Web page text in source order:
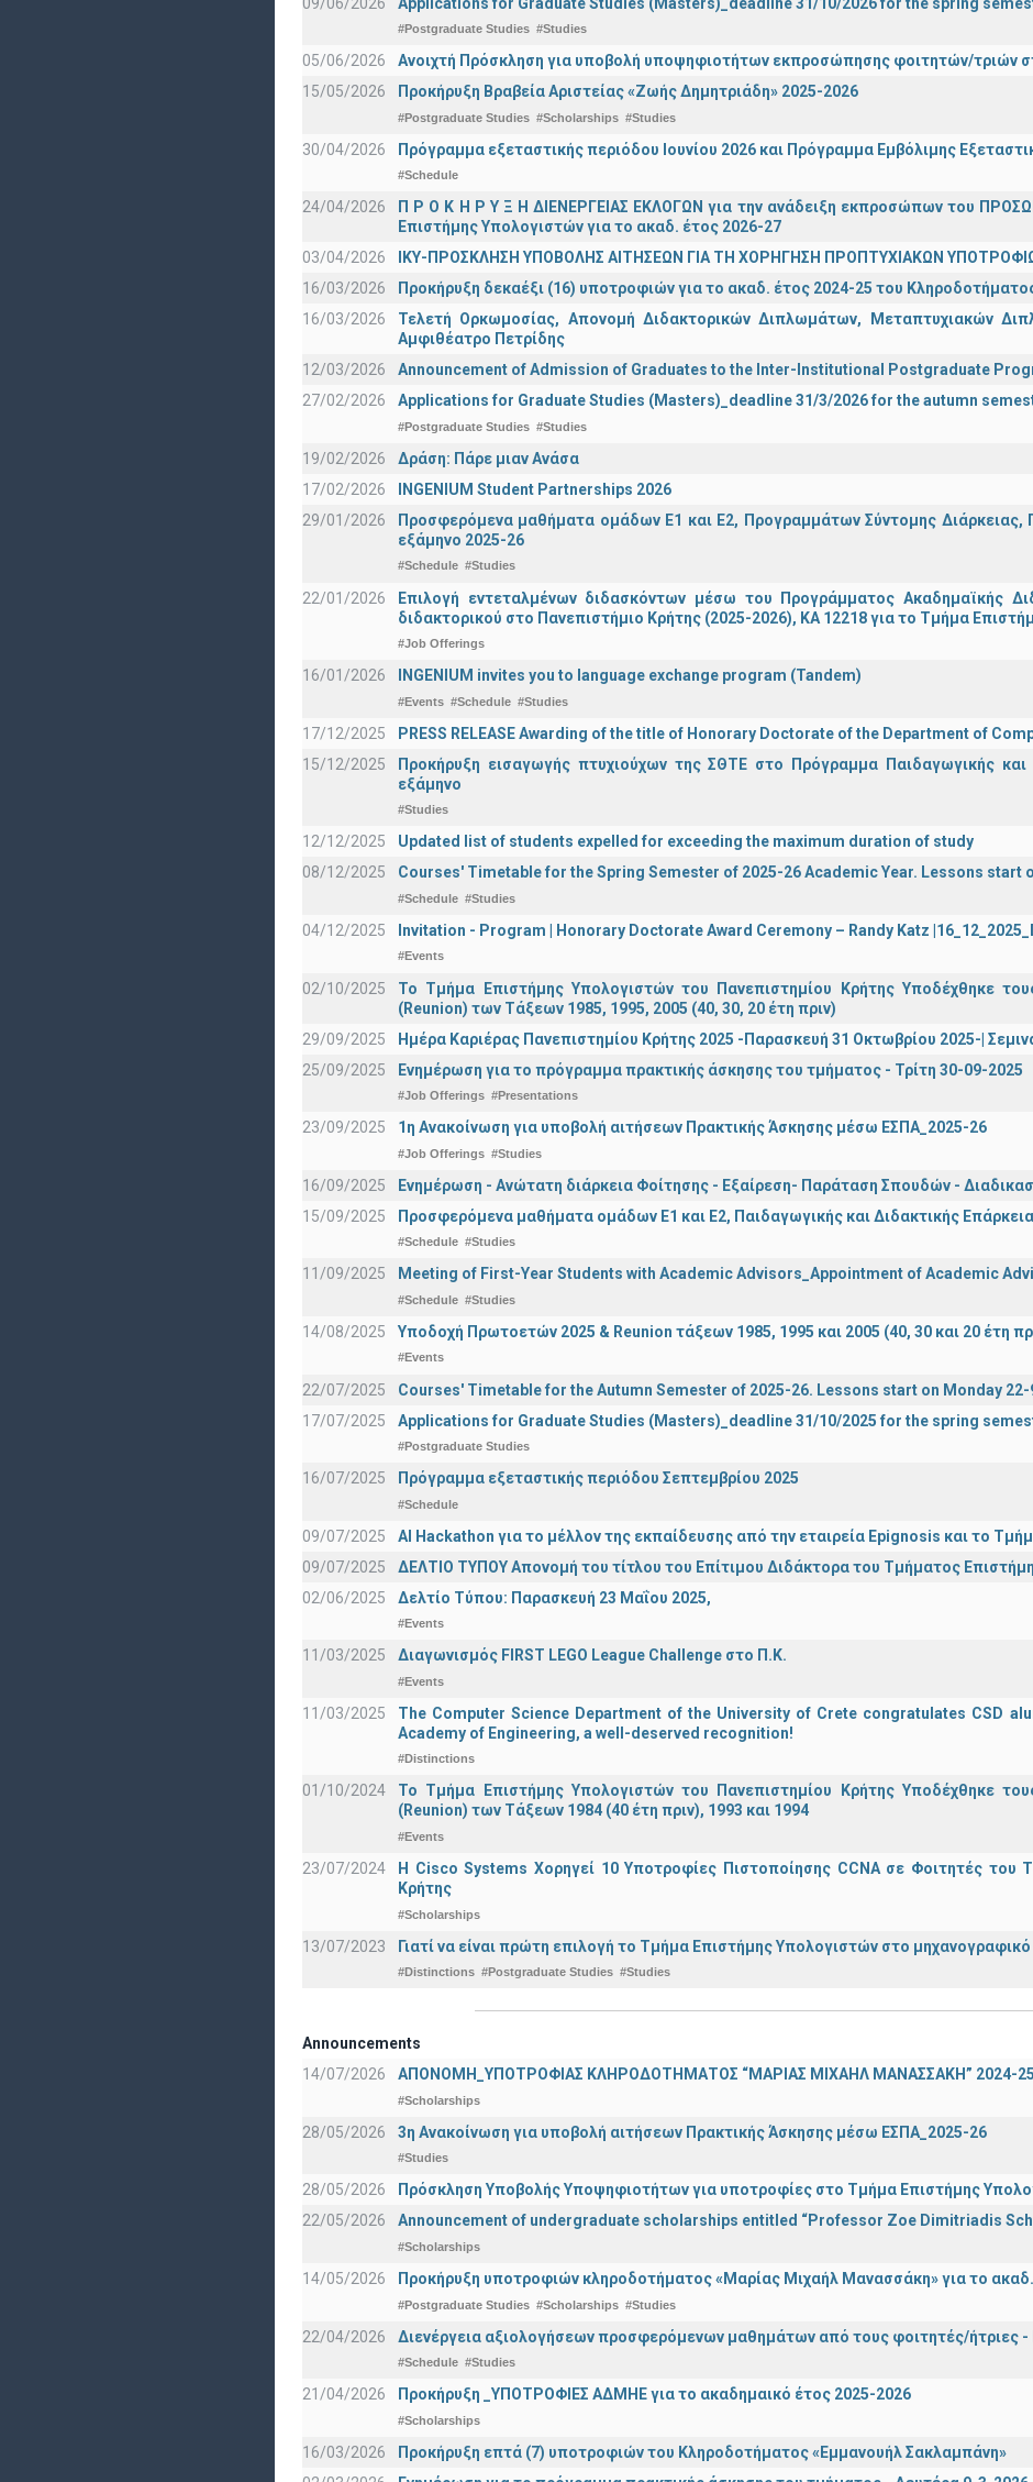
#Postgraduate Studies #Studies
05/06/2026
Ανοιχτή Πρόσκληση για υποβολή υποψηφιοτήτων εκπροσώπησης φοιτητών/τριών
15/05/2026
Προκήρυξη Βραβεία Αριστείας «Ζωής Δημητριάδη» 2025-2026
#Postgraduate Studies #Scholarships #Studies
30/04/2026 Πρόγραμμα εξεταστικής περιόδου Ιουνίου 2026 και Πρόγραμμα Εμβόλιμης
#Schedule
24/04/2026
Π Ρ Ο Κ Η Ρ Υ Ξ Η ΔΙΕΝΕΡΓΕΙΑΣ ΕΚΛΟΓΩΝ για την ανάδειξη εκπροσώπων του
Επιστήμης Υπολογιστών για το ακαδ. έτος 2026-27
03/04/2026
ΙΚΥ-ΠΡΟΣΚΛΗΣΗ ΥΠΟΒΟΛΗΣ ΑΙΤΗΣΕΩΝ ΓΙΑ ΤΗ ΧΟΡΗΓΗΣΗ ΠΡΟΠΤΥΧΙΑΚΩΝ
16/03/2026
Προκήρυξη δεκαέξι (16) υποτροφιών για το ακαδ. έτος 2024-25 του
16/03/2026
Τελετή Ορκωμοσίας, Απονομή Διδακτορικών Διπλωμάτων, Μεταπτυχιακών
Αμφιθέατρο Πετρίδης
12/03/2026
Announcement of Admission of Graduates to the Inter-Institutional Postgraduate
27/02/2026
Applications for Graduate Studies (Masters)_deadline 31/3/2026 for the autumn
#Postgraduate Studies #Studies
19/02/2026
Δράση: Πάρε μιαν Ανάσα
17/02/2026
INGENIUM Student Partnerships 2026
29/01/2026
Προσφερόμενα μαθήματα ομάδων Ε1 και Ε2, Προγραμμάτων Σύντομης Διάρκειας,
εξάμηνο 2025-26
#Schedule #Studies
22/01/2026
Επιλογή εντεταλμένων διδασκόντων μέσω του Προγράμματος Ακαδημαϊκής
διδακτορικού στο Πανεπιστήμιο Κρήτης (2025-2026), ΚΑ 12218 για το Τμήμα
#Job Offerings
16/01/2026 INGENIUM invites you to language exchange program (Tandem)
#Events #Schedule #Studies
17/12/2025
PRESS RELEASE Awarding of the title of Honorary Doctorate of the Department of
15/12/2025
Προκήρυξη εισαγωγής πτυχιούχων της ΣΘΤΕ στο Πρόγραμμα Παιδαγωγικής
εξάμηνο
#Studies
12/12/2025
Updated list of students expelled for exceeding the maximum duration of study
08/12/2025
Courses' Timetable for the Spring Semester of 2025-26 Academic Year. Lessons start
#Schedule #Studies
04/12/2025 Invitation - Program | Honorary Doctorate Award Ceremony – Randy Katz
#Events
02/10/2025
Το Τμήμα Επιστήμης Υπολογιστών του Πανεπιστημίου Κρήτης Υποδέχθηκε
(Reunion) των Τάξεων 1985, 1995, 2005 (40, 30, 20 έτη πριν)
29/09/2025
Ημέρα Καριέρας Πανεπιστημίου Κρήτης 2025 -Παρασκευή 31 Οκτωβρίου 2025-|
25/09/2025
Ενημέρωση για το πρόγραμμα πρακτικής άσκησης του τμήματος - Τρίτη 30-09-2025
#Job Offerings #Presentations
23/09/2025 1η Ανακοίνωση για υποβολή αιτήσεων Πρακτικής Άσκησης μέσω ΕΣΠΑ_2025-26
#Job Offerings #Studies
16/09/2025
Ενημέρωση - Ανώτατη διάρκεια Φοίτησης - Εξαίρεση- Παράταση Σπουδών -
15/09/2025
Προσφερόμενα μαθήματα ομάδων Ε1 και Ε2, Παιδαγωγικής και Διδακτικής
#Schedule #Studies
11/09/2025 Meeting of First-Year Students with Academic Advisors_Appointment of Academic
#Schedule #Studies
14/08/2025 Υποδοχή Πρωτοετών 2025 & Reunion τάξεων 1985, 1995 και 2005 (40, 30 και 20 έτη
#Events
22/07/2025
Courses' Timetable for the Autumn Semester of 2025-26. Lessons start on Monday 22-
17/07/2025
Applications for Graduate Studies (Masters)_deadline 31/10/2025 for the spring
#Postgraduate Studies
16/07/2025 Πρόγραμμα εξεταστικής περιόδου Σεπτεμβρίου 2025
#Schedule
09/07/2025
AI Hackathon για το μέλλον της εκπαίδευσης από την εταιρεία Epignosis και το
09/07/2025
ΔΕΛΤΙΟ ΤΥΠΟΥ Απονομή του τίτλου του Επίτιμου Διδάκτορα του Τμήματος
02/06/2025
Δελτίο Τύπου: Παρασκευή 23 Μαΐου 2025,
#Events
11/03/2025 Διαγωνισμός FIRST LEGO League Challenge στο Π.Κ.
#Events
11/03/2025
The Computer Science Department of the University of Crete congratulates CSD
Academy of Engineering, a well-deserved recognition!
#Distinctions
01/10/2024
Το Τμήμα Επιστήμης Υπολογιστών του Πανεπιστημίου Κρήτης Υποδέχθηκε
(Reunion) των Τάξεων 1984 (40 έτη πριν), 1993 και 1994
#Events
23/07/2024
Η Cisco Systems Χορηγεί 10 Υποτροφίες Πιστοποίησης CCNA σε Φοιτητές του
Κρήτης
#Scholarships
13/07/2023 Γιατί να είναι πρώτη επιλογή το Τμήμα Επιστήμης Υπολογιστών στο
#Distinctions #Postgraduate Studies #Studies
Announcements
14/07/2026
ΑΠΟΝΟΜΗ_ΥΠΟΤΡΟΦΙΑΣ ΚΛΗΡΟΔΟΤΗΜΑΤΟΣ “ΜΑΡΙΑΣ ΜΙΧΑΗΛ ΜΑΝΑΣΣΑΚΗ” 2024-25
#Scholarships
28/05/2026 3η Ανακοίνωση για υποβολή αιτήσεων Πρακτικής Άσκησης μέσω ΕΣΠΑ_2025-26
#Studies
28/05/2026
Πρόσκληση Υποβολής Υποψηφιοτήτων για υποτροφίες στο Τμήμα Επιστήμης
22/05/2026
Announcement of undergraduate scholarships entitled “Professor Zoe Dimitriadis
#Scholarships
14/05/2026 Προκήρυξη υποτροφιών κληροδοτήματος «Μαρίας Μιχαήλ Μανασσάκη» για το
#Postgraduate Studies #Scholarships #Studies
22/04/2026 Διενέργεια αξιολογήσεων προσφερόμενων μαθημάτων από τους φοιτητές/ήτριες -
#Schedule #Studies
21/04/2026 Προκήρυξη _ΥΠΟΤΡΟΦΙΕΣ ΑΔΜΗΕ για το ακαδημαικό έτος 2025-2026
#Scholarships
16/03/2026
Προκήρυξη επτά (7) υποτροφιών του Κληροδοτήματος «Εμμανουήλ Σακλαμπάνη»